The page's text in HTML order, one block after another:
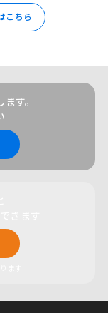
こちら
す。